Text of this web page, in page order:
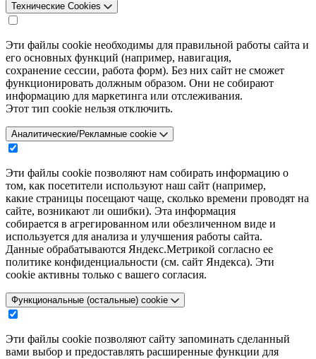
Технические Cookies
Эти файлы cookie необходимы для правильной работы сайта и
его основных функций (например, навигация,
сохранение сессии, работа форм). Без них сайт не сможет
функционировать должным образом. Они не собирают
информацию для маркетинга или отслеживания.
Этот тип cookie нельзя отключить.
Аналитические/Рекламные cookie
Эти файлы cookie позволяют нам собирать информацию о
том, как посетители используют наш сайт (например,
какие страницы посещают чаще, сколько времени проводят на
сайте, возникают ли ошибки). Эта информация
собирается в агрегированном или обезличенном виде и
используется для анализа и улучшения работы сайта.
Данные обрабатываются Яндекс.Метрикой согласно ее
политике конфиденциальности (см. сайт Яндекса). Эти
cookie активны только с вашего согласия.
Функциональные (остальные) cookie
Эти файлы cookie позволяют сайту запоминать сделанный
вами выбор и предоставлять расширенные функции для